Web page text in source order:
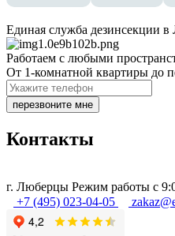
Единая служба дезинсекции
Работаем с любыми
От 1-комнатной квартиры до
перезвоните мне
Контакты
г. Люберцы Режим работы с
+7 (495) 023-04-05